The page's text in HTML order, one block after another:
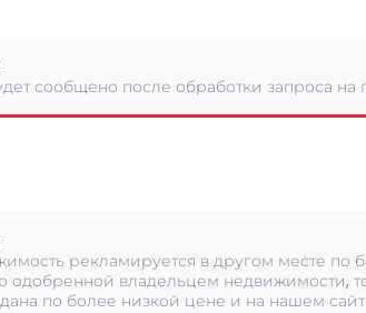
сообщено после обработки запроса на
рекламируется в другом месте по
одобренной владельцем недвижимости,
по более низкой цене и на нашем